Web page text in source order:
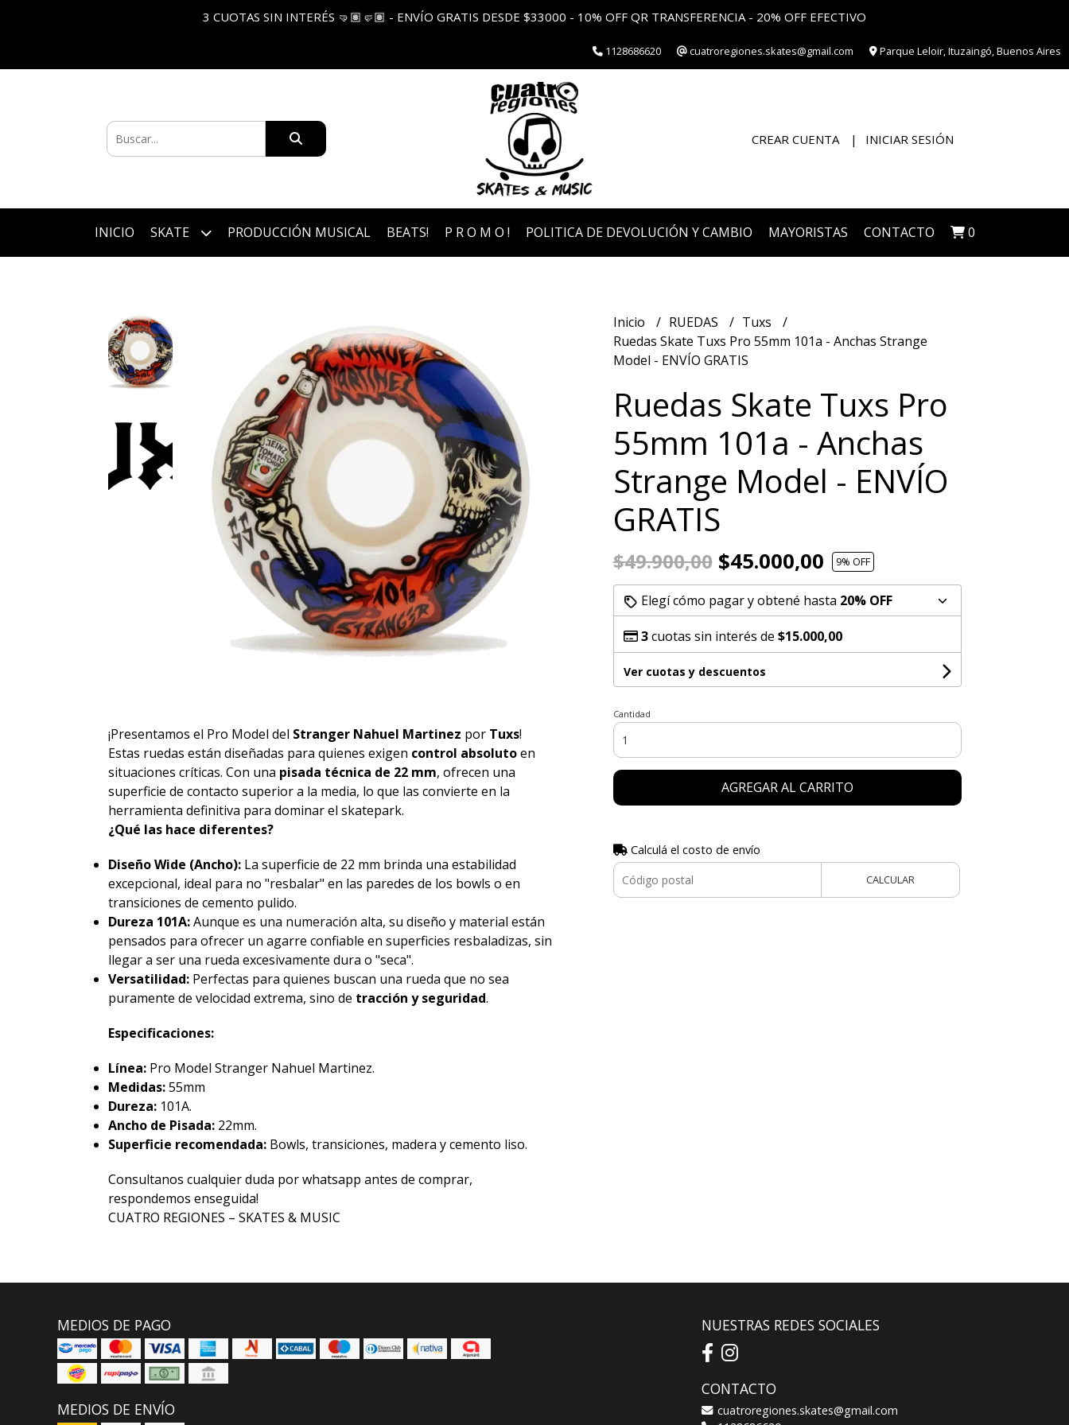
3 CUOTAS SIN INTERÉS 🤜🏽🤛🏽 - ENVÍO GRATIS DESDE $33000 - 10% OFF QR TRANSFERENCIA - 20% OFF EFECTIVO
1128686620 cuatroregiones.skates@gmail.com Parque Leloir, Ituzaingó, Buenos Aires
CREAR CUENTA INICIAR SESIÓN
INICIO SKATE PRODUCCIÓN MUSICAL BEATS! P R O M O ! POLITICA DE DEVOLUCIÓN Y CAMBIO MAYORISTAS CONTACTO 0
¡Presentamos el Pro Model del Stranger Nahuel Martinez por Tuxs!
Estas ruedas están diseñadas para quienes exigen control absolutoen
situaciones críticas. Con una pisada técnica de 22 mm, ofrecen una
superficie de contacto superior a la media, lo que las convierte en la
herramienta definitiva para dominar el skatepark.
¿Qué las hace diferentes?
Diseño Wide (Ancho):La superficie de 22 mm brinda una estabilidad
excepcional, ideal para no "resbalar" en las paredes de los bowls o en
transiciones de cemento pulido.
Dureza 101A:Aunque es una numeración alta, su diseño y material están
pensados para ofrecer un agarre confiable en superficies resbaladizas, sin
llegar a ser una rueda excesivamente dura o "seca".
Versatilidad:Perfectas para quienes buscan una rueda que no sea
puramente de velocidad extrema, sino de tracción y seguridad.
Especificaciones:
Línea:Pro Model Stranger Nahuel Martinez.
Medidas:55mm
Dureza:101A.
Ancho de Pisada:22mm.
Superficie recomendada:Bowls, transiciones, madera y cemento liso.
Consultanos cualquier duda por whatsapp antes de comprar,
respondemos enseguida!
CUATRO REGIONES – SKATES & MUSIC
Inicio RUEDAS
Tuxs
Ruedas Skate Tuxs Pro 55mm 101a - Anchas Strange
Model - ENVÍO GRATIS
Ruedas Skate Tuxs Pro
55mm 101a - Anchas
Strange Model - ENVÍO
GRATIS
$49.900,00$45.000,00 9% OFF
Elegí cómo pagar y obtené hasta 20% OFF
3cuotas sin interés de $15.000,00
Ver cuotas y descuentos
Cantidad
AGREGAR AL CARRITO
Calculá el costo de envío
CALCULAR
MEDIOS DE PAGO
MEDIOS DE ENVÍO
NUESTRAS REDES SOCIALES
CONTACTO
cuatroregiones.skates@gmail.com